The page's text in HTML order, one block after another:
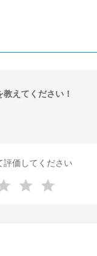
えてください！
評価してください